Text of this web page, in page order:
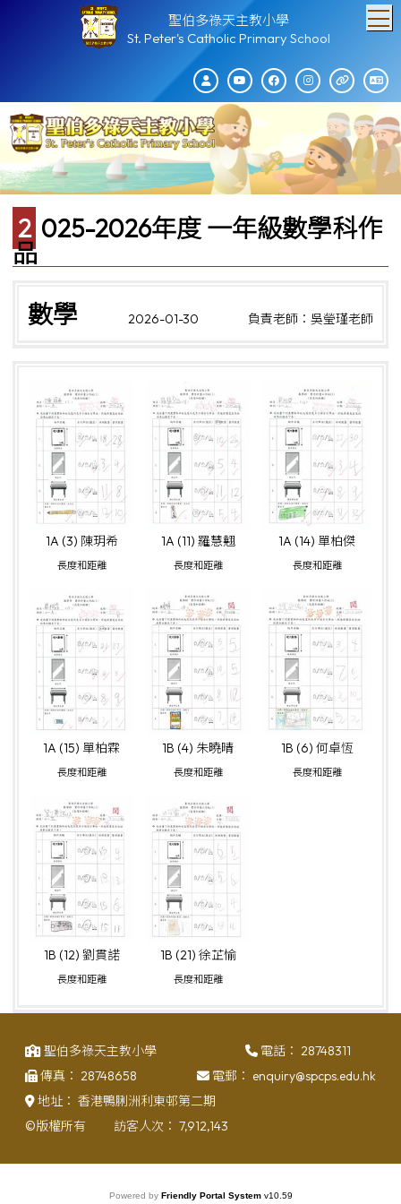
聖伯多祿天主教小學
St. Peter's Catholic Primary School
2025-2026年度 一年級數學科作
品
數學
2026-01-30 負責老師：吳瑩瑾老師
1A (3) 陳玥希
長度和距離
1A (11) 羅慧翹
長度和距離
1A (14) 單柏傑
長度和距離
1A (15) 單柏霖
長度和距離
1B (4) 朱曉晴
長度和距離
1B (6) 何卓恆
長度和距離
1B (12) 劉貫諾
長度和距離
1B (21) 徐芷愉
長度和距離
聖伯多祿天主教小學 電話： 28748311
傳真： 28748658 電郵： enquiry@spcps.edu.hk
地址： 香港鴨脷洲利東邨第二期
©版權所有
訪客人次： 7,912,143
Powered by Friendly Portal System v10.59